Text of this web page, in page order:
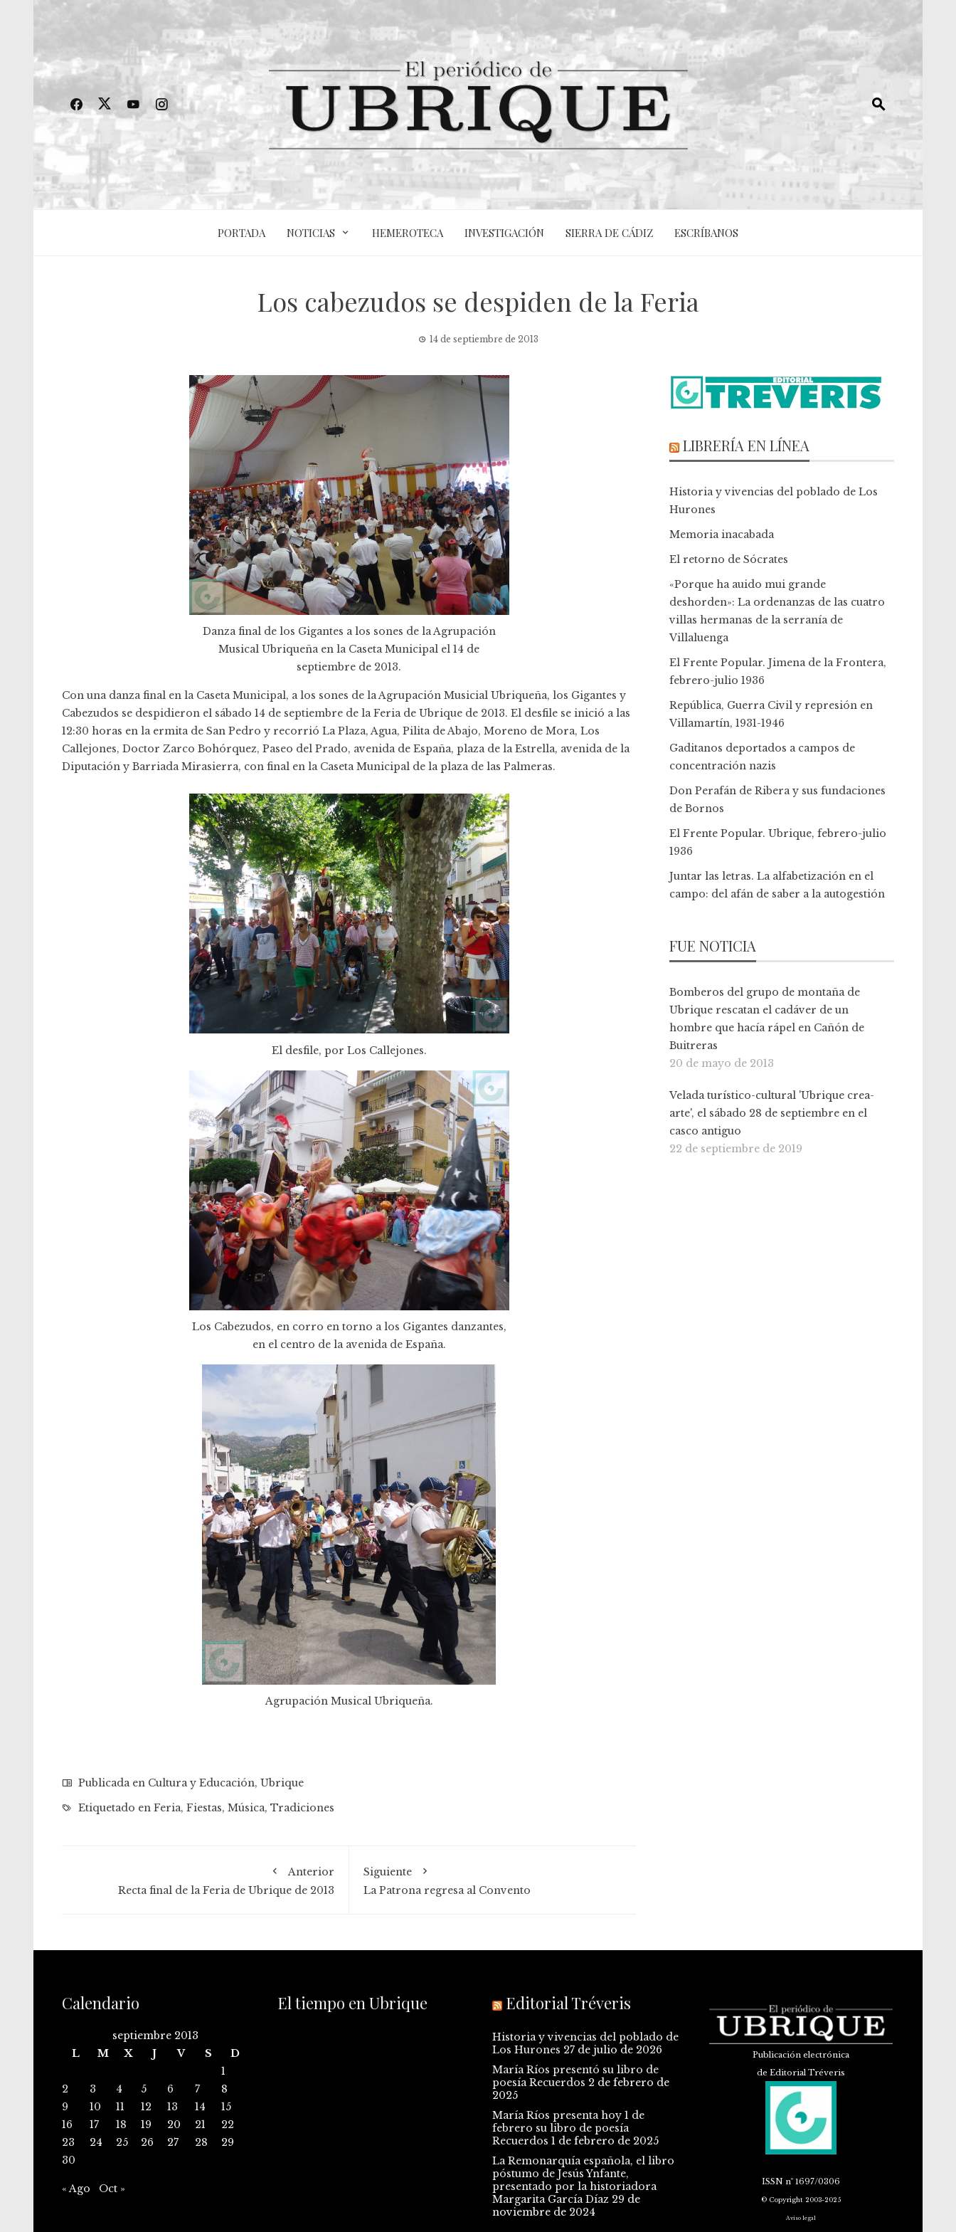
PORTADA NOTICIAS HEMEROTECA INVESTIGACIÓN SIERRA DE CÁDIZ ESCRÍBANOS
Los cabezudos se despiden de la Feria
14 de septiembre de 2013
Danza final de los Gigantes a los sones de la Agrupación
Musical Ubriqueña en la Caseta Municipal el 14 de
septiembre de 2013.
Con una danza final en la Caseta Municipal, a los sones de la Agrupación Musicial Ubriqueña, los Gigantes y
Cabezudos se despidieron el sábado 14 de septiembre de laFeria de Ubrique de 2013. El desfile se inició a las
12:30 horas en la ermita de San Pedro y recorrió La Plaza, Agua, Pilita de Abajo, Moreno de Mora, Los
Callejones, Doctor Zarco Bohórquez, Paseo del Prado, avenida de España, plaza de la Estrella, avenida de la
Diputación y Barriada Mirasierra, con final en la Caseta Municipal de la plaza de las Palmeras.
El desfile, por Los Callejones.
Los Cabezudos, en corro en torno a los Gigantes danzantes,
en el centro de la avenida de España.
Agrupación Musical Ubriqueña.
Publicada en Cultura y Educación, Ubrique
Etiquetado en Feria, Fiestas, Música, Tradiciones
Anterior
Recta final de la Feria de Ubrique de 2013
Siguiente
La Patrona regresa al Convento
LIBRERÍA EN LÍNEA
Historia y vivencias del poblado de Los
Hurones
Memoria inacabada
El retorno de Sócrates
«Porque ha auido mui grande
deshorden»: La ordenanzas de las cuatro
villas hermanas de la serranía de
Villaluenga
El Frente Popular. Jimena de la Frontera,
febrero-julio 1936
República, Guerra Civil y represión en
Villamartín, 1931-1946
Gaditanos deportados a campos de
concentración nazis
Don Perafán de Ribera y sus fundaciones
de Bornos
El Frente Popular. Ubrique, febrero-julio
1936
Juntar las letras. La alfabetización en el
campo: del afán de saber a la autogestión
FUE NOTICIA
Bomberos del grupo de montaña de
Ubrique rescatan el cadáver de un
hombre que hacía rápel en Cañón de
Buitreras
20 de mayo de 2013
Velada turístico-cultural 'Ubrique crea-
arte', el sábado 28 de septiembre en el
casco antiguo
22 de septiembre de 2019
Calendario
septiembre 2013
L
M X J V S
D
1
2
3 4 5 6 7
8
9
10 11 12 13 14
15
16
17 18 19 20 21
22
23
24 25 26 27 28
29
30
« Ago Oct »
El tiempo en Ubrique Editorial Tréveris
Historia y vivencias del poblado de
Los Hurones 27 de julio de 2026
María Ríos presentó su libro de
poesía Recuerdos 2 de febrero de
2025
María Ríos presenta hoy 1 de
febrero su libro de poesía
Recuerdos 1 de febrero de 2025
La Remonarquía española, el libro
póstumo de Jesús Ynfante,
presentado por la historiadora
Margarita García Díaz 29 de
noviembre de 2024
Publicación electrónica
de Editorial Tréveris
ISSNnº 1697/0306
© Copyright 2003-2025
Aviso legal